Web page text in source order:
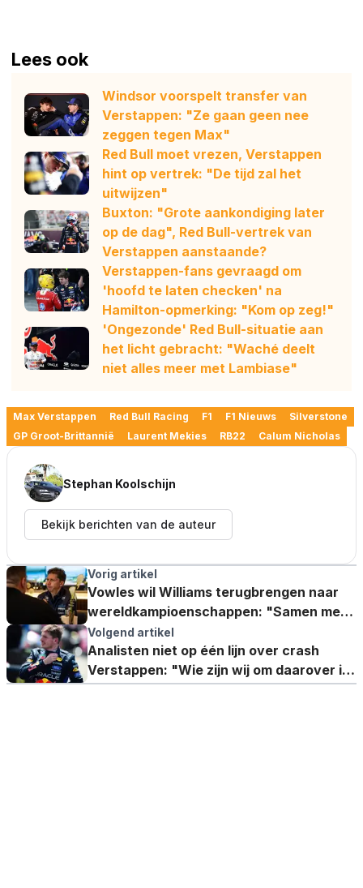
Lees ook
Windsor voorspelt transfer van
Verstappen: "Ze gaan geen nee
zeggen tegen Max"
Red Bull moet vrezen, Verstappen
hint op vertrek: "De tijd zal het
uitwijzen"
Buxton: "Grote aankondiging later
op de dag", Red Bull-vertrek van
Verstappen aanstaande?
Verstappen-fans gevraagd om
'hoofd te laten checken' na
Hamilton-opmerking: "Kom op zeg!"
'Ongezonde' Red Bull-situatie aan
het licht gebracht: "Waché deelt
niet alles meer met Lambiase"
Max Verstappen Red Bull Racing F1 F1 Nieuws
Silverstone
GP Groot-Brittannië
Laurent Mekies RB22 Calum Nicholas
Stephan Koolschijn
Bekijk berichten van de auteur
Vorig artikel
Vowles wil Williams terugbrengen naar
wereldkampioenschappen: "Samen met
Alex en Carlos"
Volgend artikel
Analisten niet op één lijn over crash
Verstappen: "Wie zijn wij om daarover in
discussie te gaan?"